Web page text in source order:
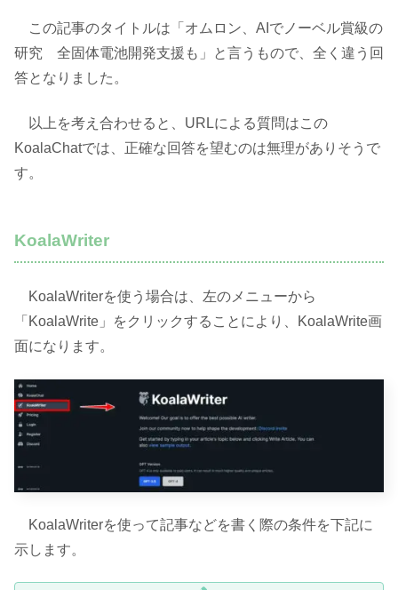
この記事のタイトルは「オムロン、AIでノーベル賞級の
研究 全固体電池開発支援も」と言うもので、全く違う回
答となりました。
以上を考え合わせると、URLによる質問はこの
KoalaChatでは、正確な回答を望むのは無理がありそうで
す。
KoalaWriter
KoalaWriterを使う場合は、左のメニューから
「KoalaWrite」をクリックすることにより、KoalaWrite画
面になります。
KoalaWriterを使って記事などを書く際の条件を下記に
示します。